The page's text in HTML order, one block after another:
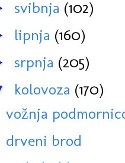
svibnja (102)
lipnja (160)
srpnja (205)
kolovoza (170)
vožnja
drveni brod